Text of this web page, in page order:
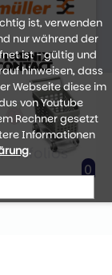
ist, verwenden
nur während der
ist - gültig und
hinweisen, dass
Webseite diese im
von Youtube
Rechner gesetzt
Informationen
.
0